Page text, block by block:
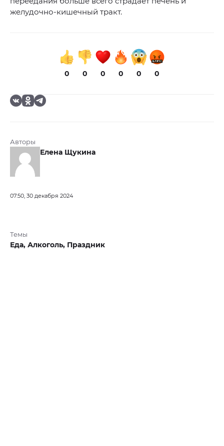
желудочно-кишечный тракт.
0 0 0 0 0 0
Авторы
Елена Щукина
07:50, 30 декабря 2024
Темы
Еда, Алкоголь, Праздник